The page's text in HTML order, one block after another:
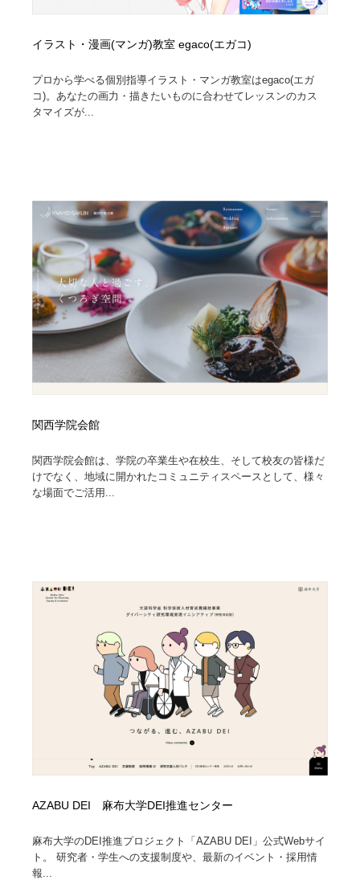
イラスト・漫画(マンガ)教室 egaco(エガコ)
プロから学べる個別指導イラスト・マンガ教室はegaco(エガ
コ)。あなたの画力・描きたいものに合わせてレッスンのカス
タマイズが...
関西学院会館
関西学院会館は、学院の卒業生や在校生、そして校友の皆様だ
けでなく、地域に開かれたコミュニティスペースとして、様々
な場面でご活用...
AZABU DEI 麻布大学DEI推進センター
麻布大学のDEI推進プロジェクト「AZABU DEI」公式Webサイ
ト。 研究者・学生への支援制度や、最新のイベント・採用情
報...